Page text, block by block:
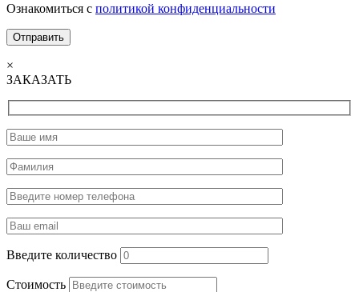
Ознакомиться с политикой конфиденциальности
×
ЗАКАЗАТЬ
Введите количество
Стоимость